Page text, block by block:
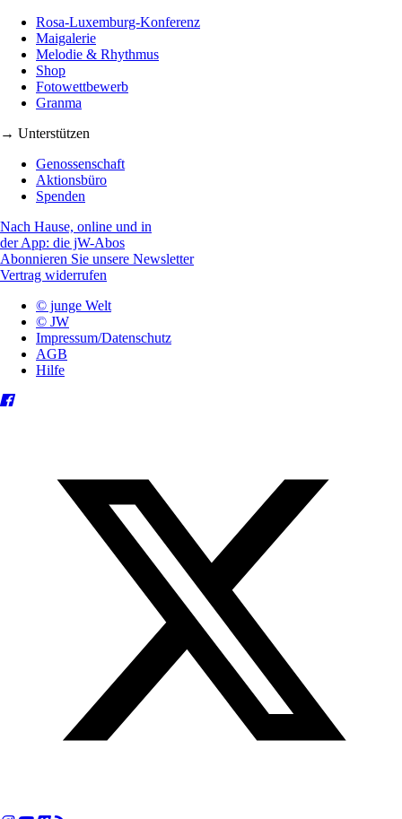
Rosa-Luxemburg-Konferenz
Maigalerie
Melodie & Rhythmus
Shop
Fotowettbewerb
Granma
→ Unterstützen
Genossenschaft
Aktionsbüro
Spenden
Nach Hause, online und in
der App: die jW-Abos
Abonnieren Sie unsere Newsletter
Vertrag widerrufen
© junge Welt
© JW
Impressum/Datenschutz
AGB
Hilfe